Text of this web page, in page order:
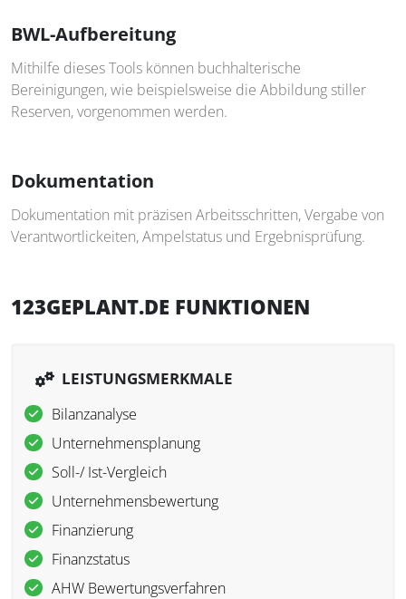
BWL-Aufbereitung
Mithilfe dieses Tools können buchhalterische
Bereinigungen, wie beispielsweise die Abbildung stiller
Reserven, vorgenommen werden.
Dokumentation
Dokumentation mit präzisen Arbeitsschritten, Vergabe von
Verantwortlickeiten, Ampelstatus und Ergebnisprüfung.
123GEPLANT.DE FUNKTIONEN
LEISTUNGSMERKMALE
Bilanzanalyse
Unternehmensplanung
Soll-/ Ist-Vergleich
Unternehmensbewertung
Finanzierung
Finanzstatus
AHW Bewertungsverfahren